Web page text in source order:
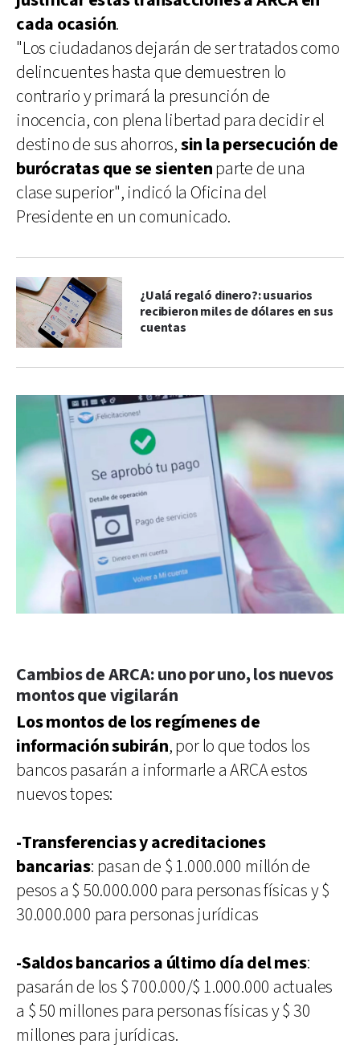
cada ocasión.
"Los ciudadanos dejarán de ser tratados como
delincuentes hasta que demuestren lo
contrario y primará la presunción de
inocencia, con plena libertad para decidir el
destino de sus ahorros,sin la persecución de
burócratas que se sientenparte de una
clase superior", indicó la Oficina del
Presidente en un comunicado.
¿Ualá regaló dinero?: usuarios
recibieron miles de dólares en sus
cuentas
Cambios de ARCA: uno por uno, los nuevos
montos que vigilarán
Los montos de los regímenes de
información subirán, por lo que todos los
bancos pasarán a informarle a ARCA estos
nuevos topes:
-Transferencias y acreditaciones
bancarias: pasan de $ 1.000.000 millón de
pesos a $ 50.000.000 para personas físicas y $
30.000.000 para personas jurídicas
-Saldos bancarios a último día del mes:
pasarán de los $ 700.000/$ 1.000.000 actuales
a $ 50 millones para personas físicas y $ 30
millones para jurídicas.